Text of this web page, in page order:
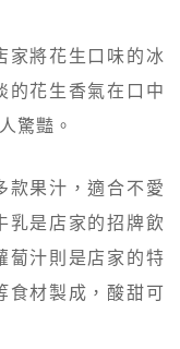
家將花生口味的冰
的花生香氣在口中
驚豔。
款果汁，適合不愛
乳是店家的招牌飲
蔔汁則是店家的特
食材製成，酸甜可